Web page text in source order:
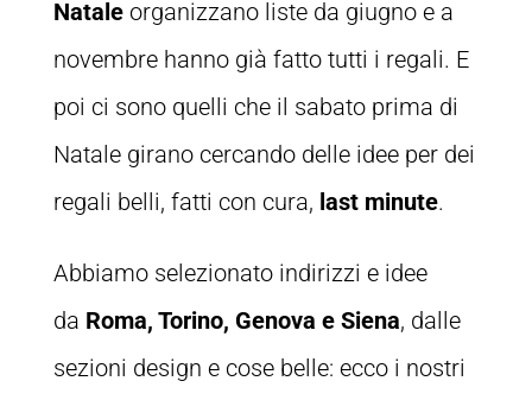
Nataleorganizzano liste da giugno e a
novembre hanno già fatto tutti i regali. E
poi ci sono quelli che il sabato prima di
Natale girano cercando delle idee per dei
regali belli, fatti con cura, last minute.
Abbiamo selezionato indirizzi e idee
da Roma, Torino, Genova e Siena, dalle
sezioni design e cose belle: ecco i nostri